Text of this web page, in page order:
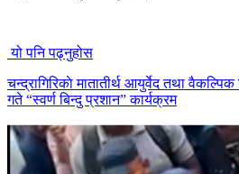
यो पनि पढ्नुहोस
चन्द्रागिरिकाे मातातीर्थ आयुर्वेद तथा
गते “स्वर्ण बिन्दु प्रशान” कार्यक्रम